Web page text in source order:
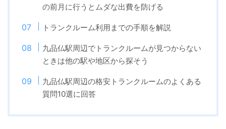
の前月に行うとムダな出費を防げる
トランクルーム利用までの手順を解説
九品仏駅周辺でトランクルームが見つからない
ときは他の駅や地区から探そう
九品仏駅周辺の格安トランクルームのよくある
質問10選に回答